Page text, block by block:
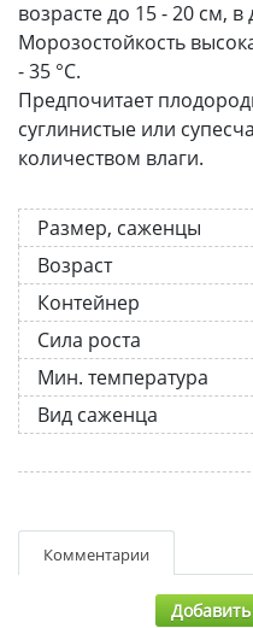
возрасте до 15 - 20 см,
Морозостойкость
- 35 °C.
Предпочитает
суглинистые или
количеством влаги.
Размер, саженцы
Возраст
Контейнер
Сила роста
Мин. температура
Вид саженца
Комментарии